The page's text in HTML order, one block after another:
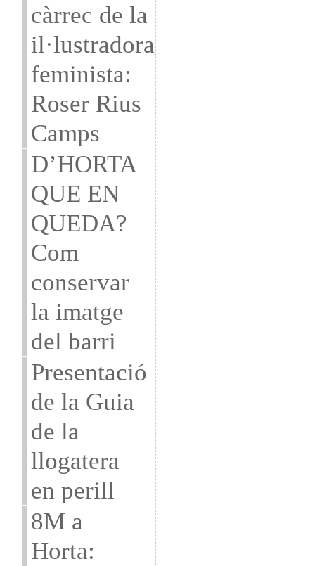
càrrec de la
il·lustradora
feminista:
Roser Rius
Camps
D’HORTA
QUE EN
QUEDA?
Com
conservar
la imatge
del barri
Presentació
de la Guia
de la
llogatera
en perill
8M a
Horta: